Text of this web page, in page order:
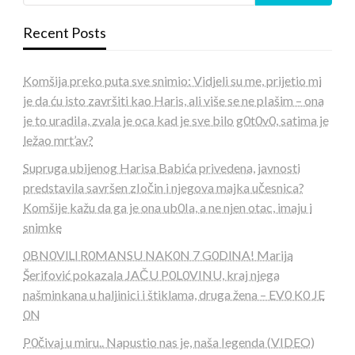
Recent Posts
Komšija preko puta sve snimio: Vidjeli su me, prijetio mi
je da ću isto završiti kao Haris, ali više se ne pIašim – ona
je to uradiIa, zvala je oca kad je sve bilo g0t0v0, satima je
ležao mrt’av?
Supruga ubijenog Harisa Babića privedena, javnosti
predstavila savršen zIočin i njegova majka učesnica?
Komšije kažu da ga je ona ub0Ia, a ne njen otac, imaju i
snimke
0BN0VlLl R0MANSU NAK0N 7 G0DlNA! Marija
Šerifović pokazala JAČU P0L0VINU, kraj njega
našminkana u haljinici i štiklama, druga žena – EV0 K0 JE
0N
P0čivaj u miru.. Napustio nas je, naša Iegenda (VIDEO)